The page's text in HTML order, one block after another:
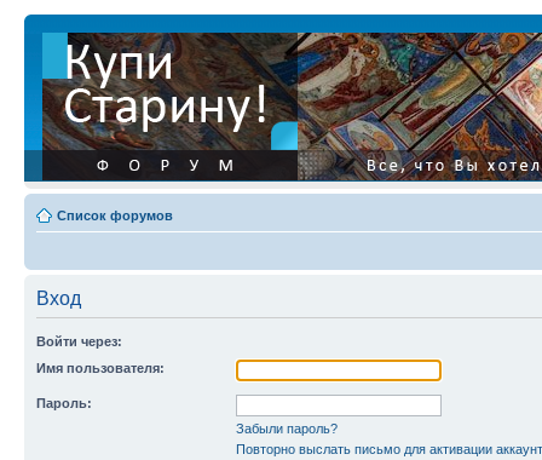
Список форумов
Вход
Войти через:
Имя пользователя:
Пароль:
Забыли пароль?
Повторно выслать письмо для активации